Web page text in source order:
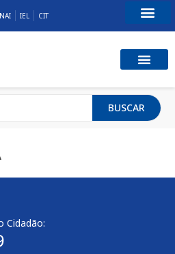
IEL CIT
BUSCAR
Cidadão: